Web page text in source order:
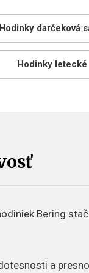
Hodinky darčeková
Hodinky letecké
Bering
a